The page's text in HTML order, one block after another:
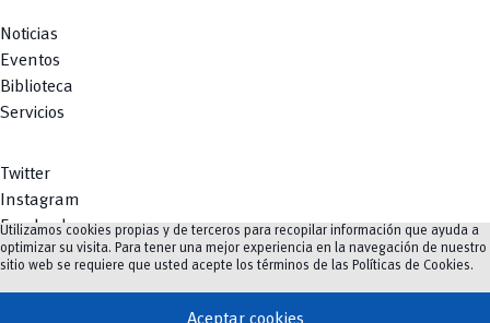
Noticias
Eventos
Biblioteca
Servicios
Twitter
Instagram
Facebook
Youtube
Utilizamos cookies propias y de terceros para recopilar información que ayuda a
optimizar su visita. Para tener una mejor experiencia en la navegación de nuestro
sitio web se requiere que usted acepte los términos de las Políticas de Cookies.